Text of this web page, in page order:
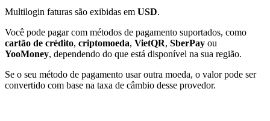
Multilogin faturas são exibidas em USD.
Você pode pagar com métodos de pagamento suportados, como
cartão de crédito, criptomoeda, VietQR, SberPay ou
YooMoney, dependendo do que está disponível na sua região.
Se o seu método de pagamento usar outra moeda, o valor pode ser
convertido com base na taxa de câmbio desse provedor.